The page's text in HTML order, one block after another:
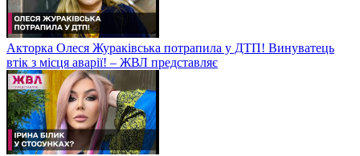
Акторка Олеся Жураківська потрапила у ДТП! Винуватець
втік з місця аварії! – ЖВЛ представляє